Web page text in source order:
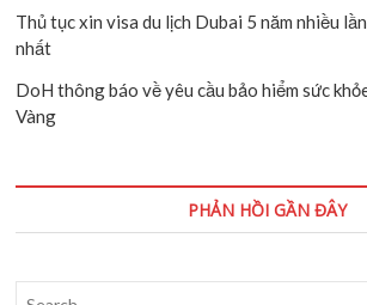
Thủ tục xin visa du lịch Dubai 5 năm nhiều
nhất
DoH thông báo về yêu cầu bảo hiểm sức
Vàng
PHẢN HỒI GẦN ĐÂY